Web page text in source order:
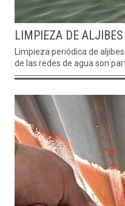
LIMPIEZA DE
Limpieza periódica de
de las redes de agua son